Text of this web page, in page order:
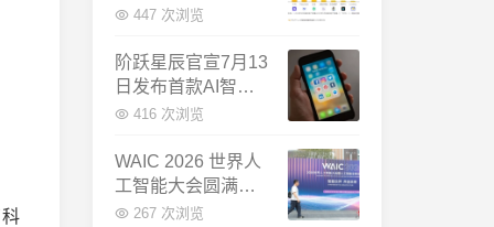
包3.8亿断层第一，
倍
447 次浏览
阶跃星辰官宣7月13
日发布首款AI智能
体终端：大模型公
416 次浏览
WAIC 2026 世界人
工智能大会圆满闭
幕：多项重磅成果
267 次浏览